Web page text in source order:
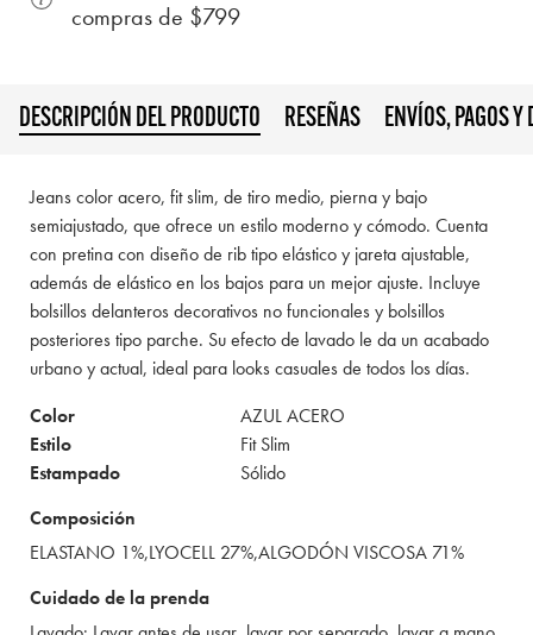
compras de $799
DESCRIPCIÓN DEL PRODUCTO RESEÑAS ENVÍOS, PAGOS Y
Jeans color acero, fit slim, de tiro medio, pierna y bajo
semiajustado, que ofrece un estilo moderno y cómodo. Cuenta
con pretina con diseño de rib tipo elástico y jareta ajustable,
además de elástico en los bajos para un mejor ajuste. Incluye
bolsillos delanteros decorativos no funcionales y bolsillos
posteriores tipo parche. Su efecto de lavado le da un acabado
urbano y actual, ideal para looks casuales de todos los días.
Color
AZUL ACERO
Estilo
Fit Slim
Estampado
Sólido
Composición
ELASTANO 1%,LYOCELL 27%,ALGODÓN VISCOSA 71%
Cuidado de la prenda